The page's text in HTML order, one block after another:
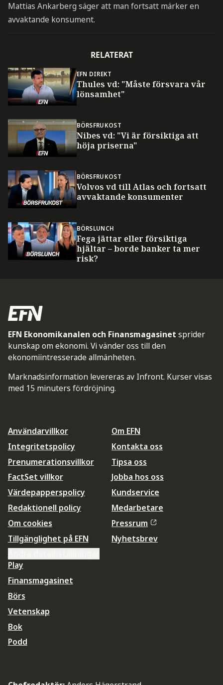
Mattias Ankarberg säger att man fortsatt märker en
avvaktande konsument.
RELATERAT
EFN DIREKT
Thules vd: "Måste försvara vår
lönsamhet"
BÖRSFRUKOST
Nibes vd: "Vi är försiktiga att
höja priserna"
BÖRSFRUKOST
Volvos vd till Atlas och fortsatt
avvaktande konsumenter
BÖRSLUNCH
Fega jättar eller försiktiga
hjältar – borde banker ta mer
risk?
EFN Ekonomikanalen och Finansmagasinet sprider
kunskap om ekonomi. Vi vänder oss till den
ekonomiintresserade allmänheten.
Marknadsinformation levereras av Infront. Kurser visas
med 15 minuters fördröjning.
Användarvillkor
Integritetspolicy
Prenumerationsvillkor
FactSet villkor
Värdepapperspolicy
Redaktionell policy
Om cookies
Tillgänglighet på EFN
Om EFN
Kontakta oss
Tipsa oss
Jobba hos oss
Kundservice
Medarbetare
Pressrum
Nyhetsbrev
Play
Finansmagasinet
Börs
Vetenskap
Bok
Podd